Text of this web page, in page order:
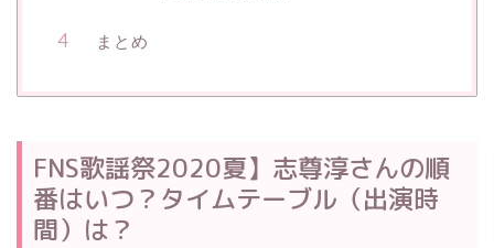
まとめ
FNS歌謡祭2020夏】志尊淳さんの順
番はいつ？タイムテーブル（出演時
間）は？